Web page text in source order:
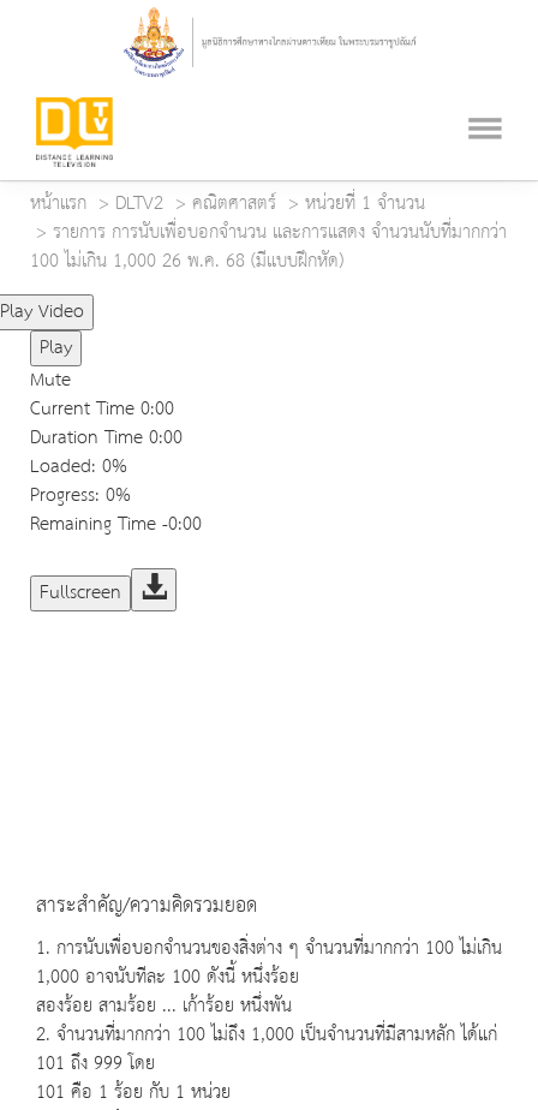
หน้าแรก DLTV2 คณิตศาสตร์
หน่วยที่ 1 จำนวน
รายการ การนับเพื่อบอกจำนวน และการแสดง จำนวนนับที่มากกว่า
100 ไม่เกิน 1,000 26 พ.ค. 68 (มีแบบฝึกหัด)
Play Video
Play
Mute
Current Time0:00
Duration Time0:00
Loaded: 0%
Progress: 0%
Remaining Time-0:00
Fullscreen
สาระสำคัญ/ความคิดรวมยอด
1. การนับเพื่อบอกจำนวนของสิ่งต่าง ๆ จำนวนที่มากกว่า 100 ไม่เกิน
1,000 อาจนับทีละ 100 ดังนี้ หนึ่งร้อย
สองร้อย สามร้อย ... เก้าร้อย หนึ่งพัน
2. จำนวนที่มากกว่า 100 ไม่ถึง 1,000 เป็นจำนวนที่มีสามหลัก ได้แก่
101 ถึง 999 โดย
101 คือ 1 ร้อย กับ 1 หน่วย